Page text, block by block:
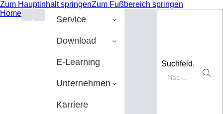
Zum Hauptinhalt springenZum Fußbereich springen
Home
Service
Download
E-Learning
Unternehmen
Karriere
Suchfeld.